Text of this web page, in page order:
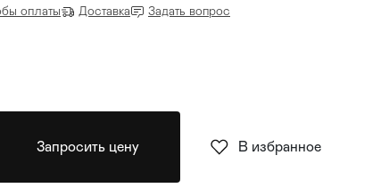
оплаты Доставка Задать вопрос
Запросить цену В избранное